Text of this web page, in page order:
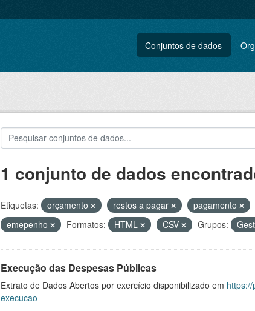
Conjuntos de dados
1 conjunto de dados
Etiquetas: orçamento restos a pagar
pagamento
emepenho
Formatos: HTML CSV Grupos:
Execução das Despesas Públicas
Extrato de Dados Abertos por exercício disponibilizado em
execucao